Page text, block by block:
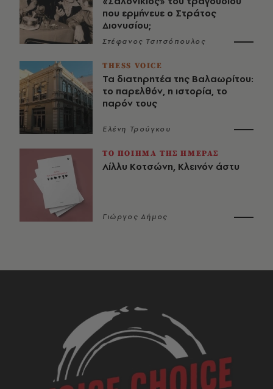
που ερμήνευε ο Στράτος
Διονυσίου;
Στέφανος Τσιτσόπουλος
THESS VOICE
Τα διατηρητέα της Βαλαωρίτου:
το παρελθόν, η ιστορία, το
παρόν τους
Ελένη Τρούγκου
ΤΟ ΠΟΙΗΜΑ ΤΗΣ ΗΜΕΡΑΣ
Λίλλυ Κοτσώνη, Κλεινόν άστυ
Γιώργος Δήμος